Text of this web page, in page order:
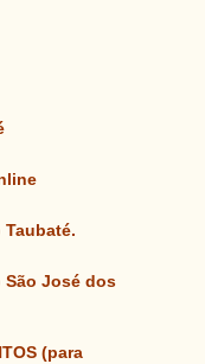
Taubaté.
São José dos
(para